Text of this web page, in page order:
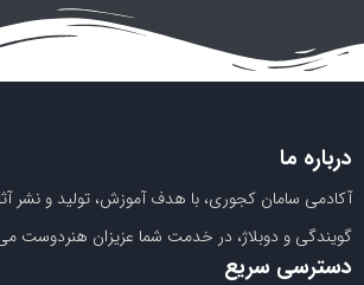
درباره ما
آکادمی سامان کجوری، با هدف آموزش، تولید و نشر
گویندگی و دوبلاژ، در خدمت شما عزیزان هنردوست
دسترسی سریع